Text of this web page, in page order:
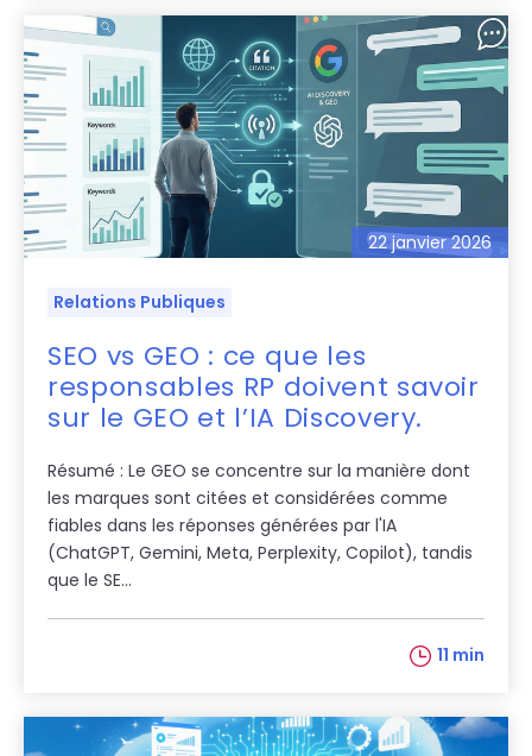
22 janvier 2026
Relations Publiques
SEO vs GEO : ce que les
responsables RP doivent savoir
sur le GEO et l’IA Discovery.
Résumé : Le GEO se concentre sur la manière dont
les marques sont citées et considérées comme
fiables dans les réponses générées par l'IA
(ChatGPT, Gemini, Meta, Perplexity, Copilot), tandis
que le SE...
11 min